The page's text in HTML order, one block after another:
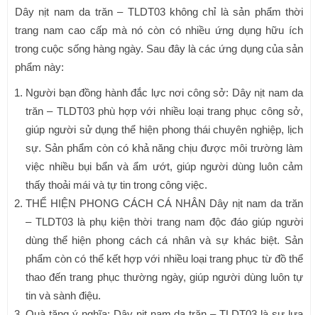
Dây nịt nam da trăn – TLDT03 không chỉ là sản phẩm thời
trang nam cao cấp mà nó còn có nhiều ứng dụng hữu ích
trong cuộc sống hàng ngày. Sau đây là các ứng dụng của sản
phẩm này:
Người bạn đồng hành đắc lực nơi công sở: Dây nịt nam da
trăn – TLDT03 phù hợp với nhiều loại trang phục công sở,
giúp người sử dụng thể hiện phong thái chuyên nghiệp, lịch
sự. Sản phẩm còn có khả năng chịu được môi trường làm
việc nhiều bụi bẩn và ẩm ướt, giúp người dùng luôn cảm
thấy thoải mái và tự tin trong công việc.
THỂ HIỆN PHONG CÁCH CÁ NHÂN Dây nịt nam da trăn
– TLDT03 là phụ kiện thời trang nam độc đáo giúp người
dùng thể hiện phong cách cá nhân và sự khác biệt. Sản
phẩm còn có thể kết hợp với nhiều loại trang phục từ đồ thể
thao đến trang phục thường ngày, giúp người dùng luôn tự
tin và sành điệu.